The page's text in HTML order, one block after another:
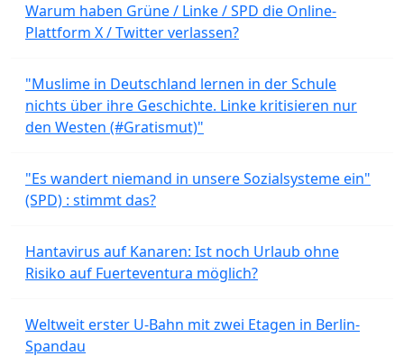
Warum haben Grüne / Linke / SPD die Online-
Plattform X / Twitter verlassen?
"Muslime in Deutschland lernen in der Schule
nichts über ihre Geschichte. Linke kritisieren nur
den Westen (#Gratismut)"
"Es wandert niemand in unsere Sozialsysteme ein"
(SPD) : stimmt das?
Hantavirus auf Kanaren: Ist noch Urlaub ohne
Risiko auf Fuerteventura möglich?
Weltweit erster U-Bahn mit zwei Etagen in Berlin-
Spandau